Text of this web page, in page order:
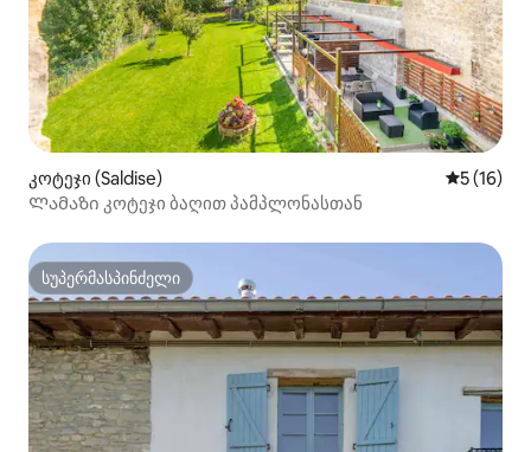
კოტეჯი (Saldise) საშუალო
5 (16)
Ლამაზი კოტეჯი ბაღით პამპლონასთან
სუპერმასპინძელი
სუპერმასპინძელი